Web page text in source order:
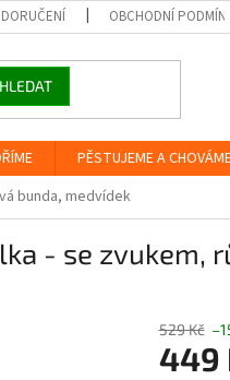
OBCHODNÍ
HLEDAT
PĚSTUJEME A
bunda, medvídek
- se zvukem,
529 Kč
449